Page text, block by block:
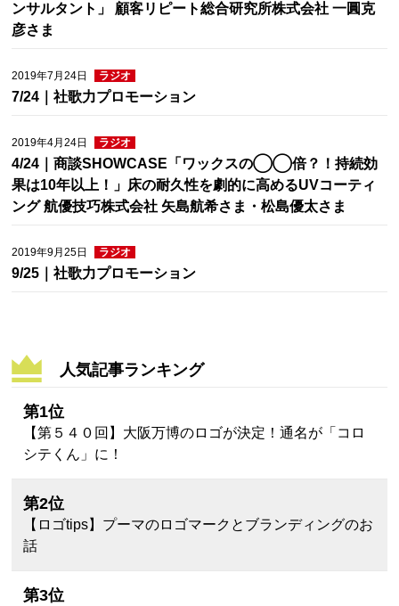
ンサルタント」 顧客リピート総合研究所株式会社 一圓克
彦さま
2019年7月24日 ラジオ
7/24｜社歌力プロモーション
2019年4月24日 ラジオ
4/24｜商談SHOWCASE「ワックスの◯◯倍？！持続効
果は10年以上！」床の耐久性を劇的に高めるUVコーティ
ング 航優技巧株式会社 矢島航希さま・松島優太さま
2019年9月25日 ラジオ
9/25｜社歌力プロモーション
人気記事ランキング
第1位
【第５４０回】大阪万博のロゴが決定！通名が「コロ
シテくん」に！
第2位
【ロゴtips】プーマのロゴマークとブランディングのお
話
第3位